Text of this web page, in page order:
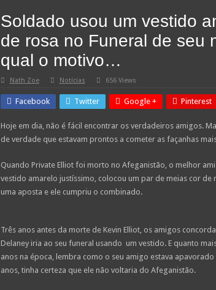
Soldado usou um vestido
de rosa no Funeral de seu
qual o motivo…
Nath Zoe Notícias 656 Views
Facebook Twitter Google + Pinterest
Hoje em dia, não é fácil encontrar os verdadeiros amigos.
de verdade que estavam prontos a cometer as façanhas
Quando Private Elliot foi morto no Afeganistão, o melhor
vestido amarelo justíssimo, colocou um par de meias cor de
uma aposta e ele cumpriu o combinado.
Três anos antes da morte de Kevin Elliot, os amigos
Delaney iria ao seu funeral usando um vestido. E quanto
anos na época, lembra como o seu amigo estava
anos, tinha certeza que ele não voltaria do Afeganistão.